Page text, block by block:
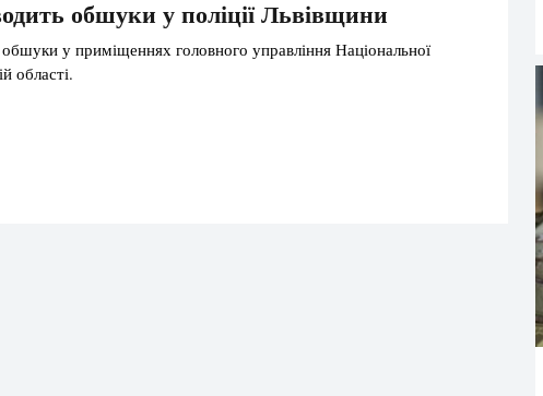
обшуки у поліції Львівщини
у приміщеннях головного управління Національної
області.